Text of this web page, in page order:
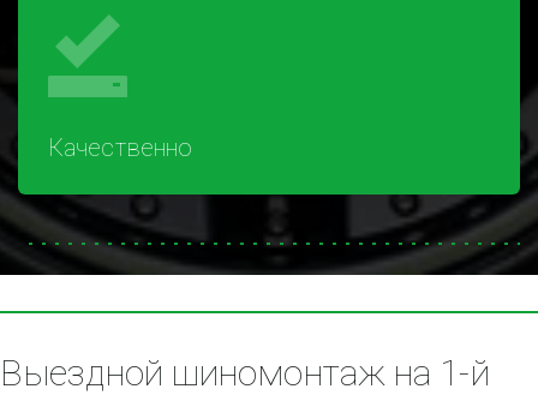
Качественно
Выездной шиномонтаж на 1-й